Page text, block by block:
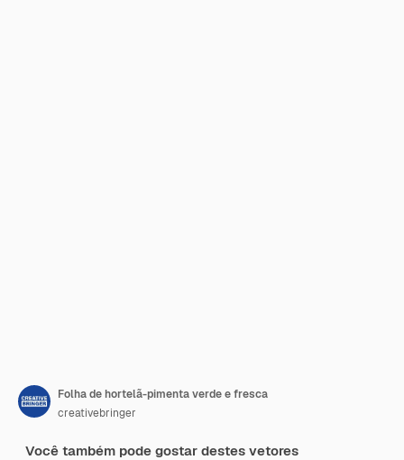
Folha de hortelã-pimenta verde e fresca
creativebringer
Você também pode gostar destes vetores